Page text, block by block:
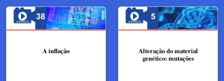
A inflação
Alteração do material
genético: mutações